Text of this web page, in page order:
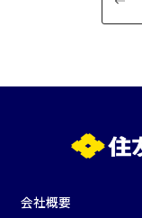
会社概要
パーティ・懇
試験